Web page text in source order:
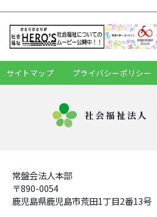
サイトマップ プライバシーポリシー
社会福祉法人
常盤会法人本部
〒890-0054
鹿児島県鹿児島市荒田1丁目2番13号